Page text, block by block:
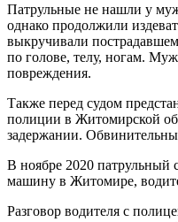
Патрульные не нашли у
однако продолжили
выкручивали
по голове, телу, ногам.
повреждения.
Также перед судом
полиции в Житомирской
задержании.
В ноябре 2020 патрульный
машину в Житомире,
Разговор водителя с